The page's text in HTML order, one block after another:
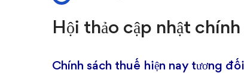
Hội thảo cập nhật
Chính sách thuế hiện nay tương